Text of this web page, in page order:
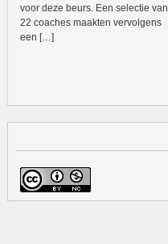
voor deze beurs. Een selectie van
22 coaches maakten vervolgens
een […]